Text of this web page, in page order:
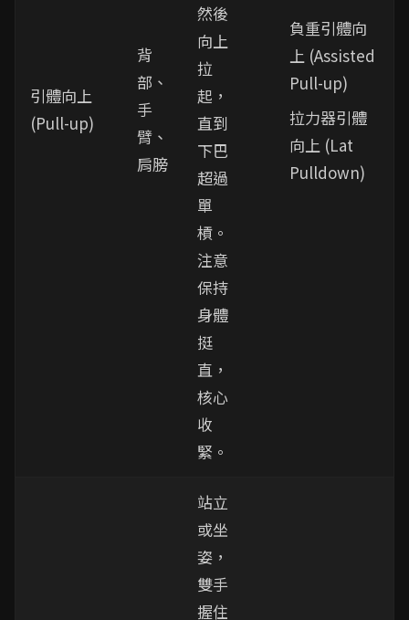
引體向上
(Pull-up)
背
部、
手
臂、
肩膀
然後
向上
拉
起，
直到
下巴
超過
單
槓。
注意
保持
身體
挺
直，
核心
收
緊。
負重引體向
上 (Assisted
Pull-up)
拉力器引體
向上 (Lat
Pulldown)
站立
或坐
姿，
雙手
握住